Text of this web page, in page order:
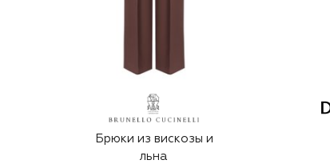
Брюки из вискозы и
льна